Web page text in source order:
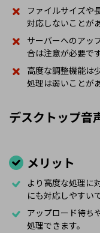
ファイルサイズや
対応しないことが
サーバーへのアッ
合は注意が必要です
高度な調整機能は
処理は弱いことが
デスクトップ音
メリット
より高度な処理に
にも対応しやすいで
アップロード待ち
処理できます。